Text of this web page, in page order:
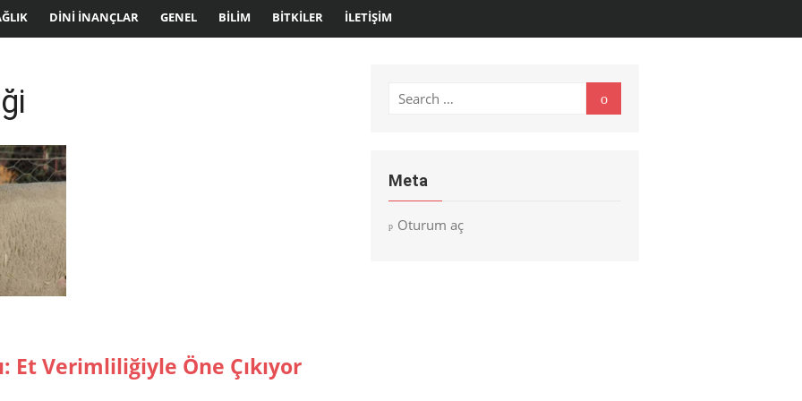
DINI İNANÇLAR GENEL BILIM BITKILER İLETIŞIM
Et Verimliliğiyle Öne Çıkıyor
Search
Search
Meta
Oturum aç